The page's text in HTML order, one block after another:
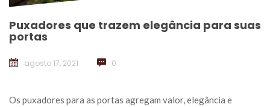
Puxadores que trazem elegância para suas
porta
agosto 17, 2021 0
Os puxadores para as portas agregam valor, elegância e